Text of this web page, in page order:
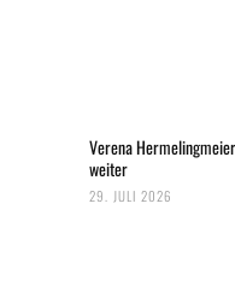
Verena
weiter
29. JULI 2026